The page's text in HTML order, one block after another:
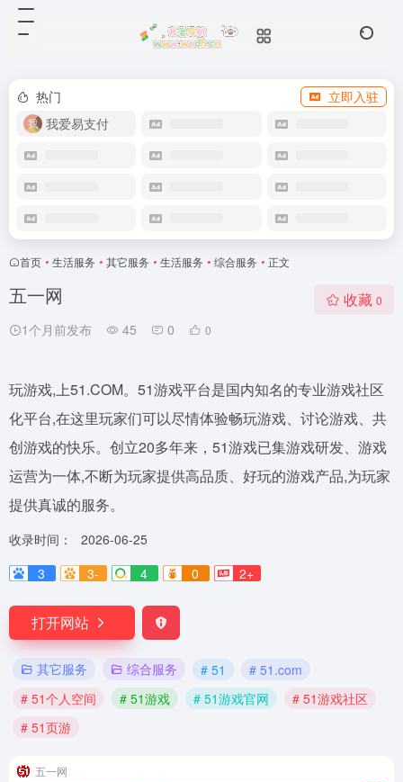
热门
立即入驻
我爱易支付
首页 • 生活服务 • 其它服务 • 生活服务 • 综合服务 • 正文
五一网
1个月前发布 45 0 0
收藏 0
玩游戏,上51.COM。51游戏平台是国内知名的专业游戏社区
化平台,在这里玩家们可以尽情体验畅玩游戏、讨论游戏、共
创游戏的快乐。创立20多年来，51游戏已集游戏研发、游戏
运营为一体,不断为玩家提供高品质、好玩的游戏产品,为玩家
提供真诚的服务。
收录时间：
2026-06-25
3
3- 4 0 2+
打开网站
其它服务 综合服务 # 51
# 51.com
# 51个人空间
# 51游戏 # 51游戏官网
# 51游戏社区
# 51页游
五一网